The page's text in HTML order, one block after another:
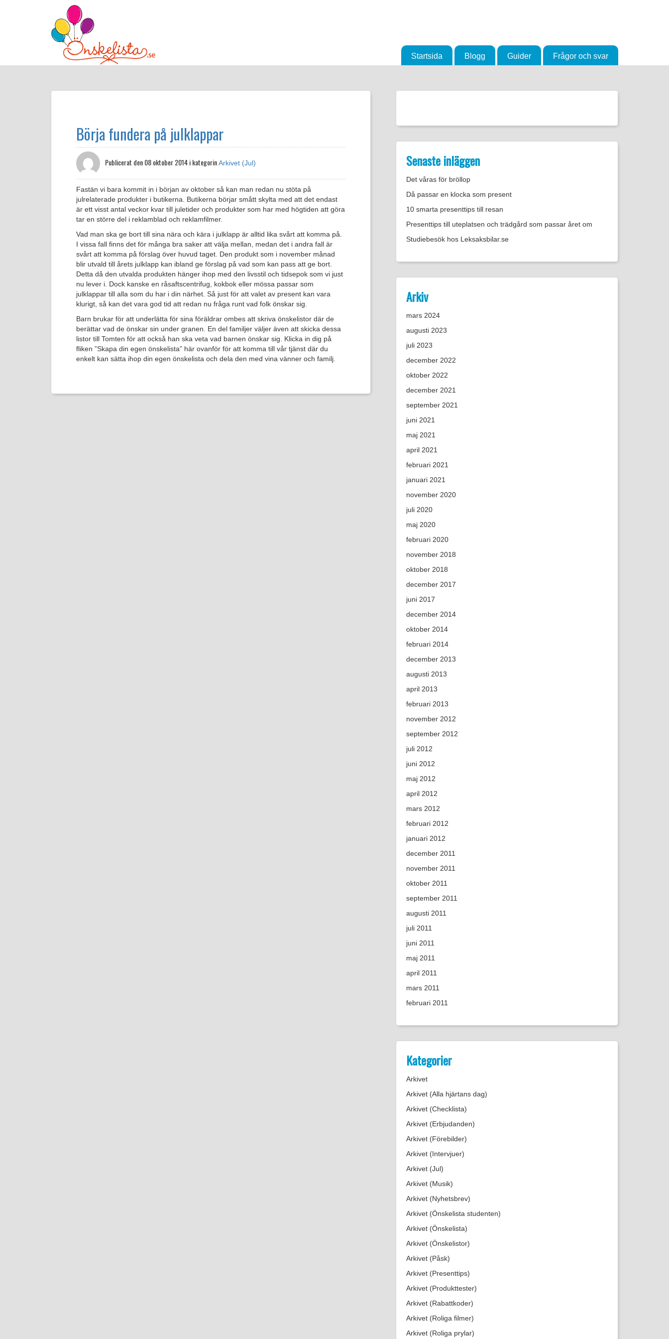
Startsida Blogg Guider Frågor och svar
Börja fundera på julklappar
Publicerat den08 oktober 2014 i kategorinArkivet (Jul)
Fastän vi bara kommit in i början av oktober så kan man redan nu stöta på
julrelaterade produkter i butikerna. Butikerna börjar smått skylta med att det endast
är ett visst antal veckor kvar till juletider och produkter som har med högtiden att göra
tar en större del i reklamblad och reklamfilmer.
Vad man ska ge bort till sina nära och kära i julklapp är alltid lika svårt att komma på.
I vissa fall finns det för många bra saker att välja mellan, medan det i andra fall är
svårt att komma på förslag över huvud taget. Den produkt som i november månad
blir utvald till årets julklapp kan ibland ge förslag på vad som kan pass att ge bort.
Detta då den utvalda produkten hänger ihop med den livsstil och tidsepok som vi just
nu lever i. Dock kanske en råsaftscentrifug, kokbok eller mössa passar som
julklappar till alla som du har i din närhet. Så just för att valet av present kan vara
klurigt, så kan det vara god tid att redan nu fråga runt vad folk önskar sig.
Barn brukar för att underlätta för sina föräldrar ombes att skriva önskelistor där de
berättar vad de önskar sin under granen. En del familjer väljer även att skicka dessa
listor till Tomten för att också han ska veta vad barnen önskar sig. Klicka in dig på
fliken ”Skapa din egen önskelista” här ovanför för att komma till vår tjänst där du
enkelt kan sätta ihop din egen önskelista och dela den med vina vänner och familj.
Senaste inläggen
Det våras för bröllop
Då passar en klocka som present
10 smarta presenttips till resan
Presenttips till uteplatsen och trädgård som passar året om
Studiebesök hos Leksaksbilar.se
Arkiv
mars 2024
augusti 2023
juli 2023
december 2022
oktober 2022
december 2021
september 2021
juni 2021
maj 2021
april 2021
februari 2021
januari 2021
november 2020
juli 2020
maj 2020
februari 2020
november 2018
oktober 2018
december 2017
juni 2017
december 2014
oktober 2014
februari 2014
december 2013
augusti 2013
april 2013
februari 2013
november 2012
september 2012
juli 2012
juni 2012
maj 2012
april 2012
mars 2012
februari 2012
januari 2012
december 2011
november 2011
oktober 2011
september 2011
augusti 2011
juli 2011
juni 2011
maj 2011
april 2011
mars 2011
februari 2011
Kategorier
Arkivet
Arkivet (Alla hjärtans dag)
Arkivet (Checklista)
Arkivet (Erbjudanden)
Arkivet (Förebilder)
Arkivet (Intervjuer)
Arkivet (Jul)
Arkivet (Musik)
Arkivet (Nyhetsbrev)
Arkivet (Önskelista studenten)
Arkivet (Önskelista)
Arkivet (Önskelistor)
Arkivet (Påsk)
Arkivet (Presenttips)
Arkivet (Produkttester)
Arkivet (Rabattkoder)
Arkivet (Roliga filmer)
Arkivet (Roliga prylar)